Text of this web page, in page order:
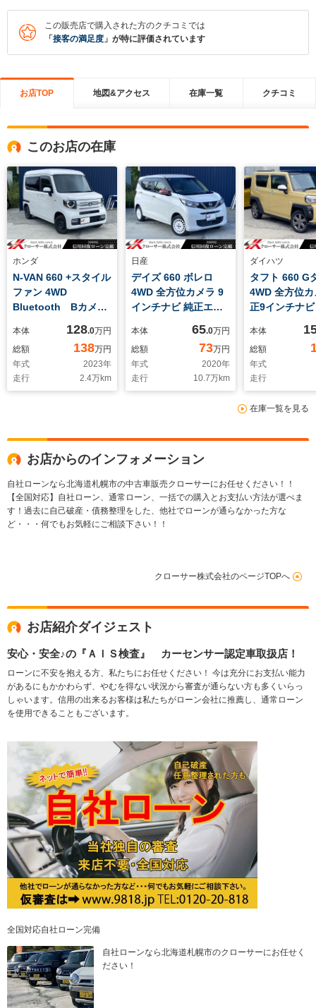
この販売店で購入された方のクチコミでは
「 接客の満足度 」が特に評価されています
お店TOP 地図&アクセス 在庫一覧 クチコミ
このお店の在庫
ホンダ
N-VAN 660 +スタイル
ファン 4WD
Bluetooth Bカメ
ズコントロール 車線
逸脱
本体 128.0万円
総額
138万円
年式
2023年
走行
2.4万km
日産
デイズ 660 ボレロ
4WD 全方位カメラ 9
インチナビ 純正エン
シートヒーター スマ
ートキー2個 衝突軽減
クリアランスソナー
寒冷地仕様
本体 65.0万円
総額
73万円
年式
2020年
走行
10.7万km
ダイハツ
タフト 660 G
4WD 全方位
正9インチナ
LEDヘッドラ
突軽減 レーダ
ーズコントロ
本体
総額
年式
走行
在庫一覧を見る
お店からのインフォメーション
自社ローンなら北海道札幌市の中古車販売クローサーにお任せください！！
【全国対応】自社ローン、通常ローン、一括での購入とお支払い方法が選べま
す！過去に自己破産・債務整理をした、他社でローンが通らなかった方な
ど・・・何でもお気軽にご相談下さい！！
クローサー株式会社のページTOPへ
お店紹介ダイジェスト
安心・安全♪の『ＡＩＳ検査』 カーセンサー認定車取扱店！
ローンに不安を抱える方、私たちにお任せください！ 今は充分にお支払い能力
があるにもかかわらず、やむを得ない状況から審査が通らない方も多くいらっ
しゃいます。信用の出来るお客様は私たちがローン会社に推薦し、通常ローン
を使用できることもございます。
全国対応自社ローン完備
自社ローンなら北海道札幌市のクローサーにお任せく
ださい！